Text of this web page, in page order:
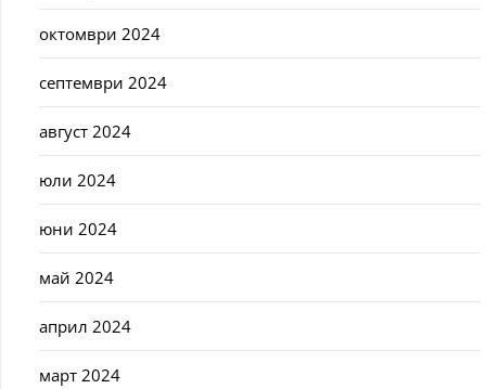
октомври 2024
септември 2024
август 2024
юли 2024
юни 2024
май 2024
април 2024
март 2024